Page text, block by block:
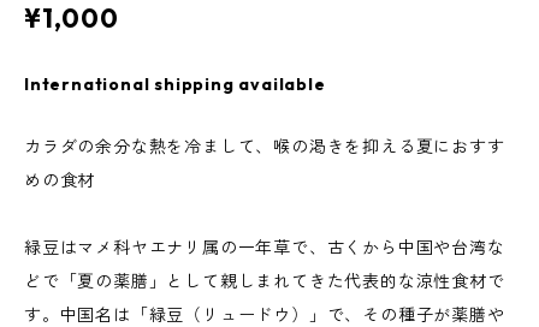
¥1,000
International shipping available
カラダの余分な熱を冷まして、喉の渇きを抑える夏におすす
めの食材
緑豆はマメ科ヤエナリ属の一年草で、古くから中国や台湾な
どで「夏の薬膳」として親しまれてきた代表的な涼性食材で
す。中国名は「緑豆（リュードウ）」で、その種子が薬膳や